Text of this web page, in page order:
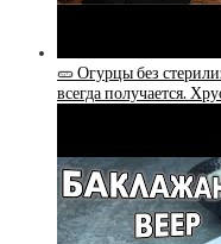
🥒 Огурцы без
всегда получается.